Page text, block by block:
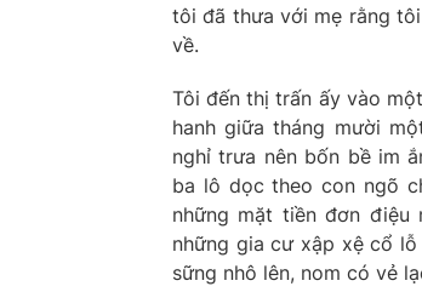
tôi đã thưa với mẹ rằng
về.
Tôi đến thị trấn ấy vào
hanh giữa tháng mười
nghỉ trưa nên bốn bề im
ba lô dọc theo con ngõ
những mặt tiền đơn điệu
những gia cư xập xệ cổ
sững nhô lên, nom có vẻ